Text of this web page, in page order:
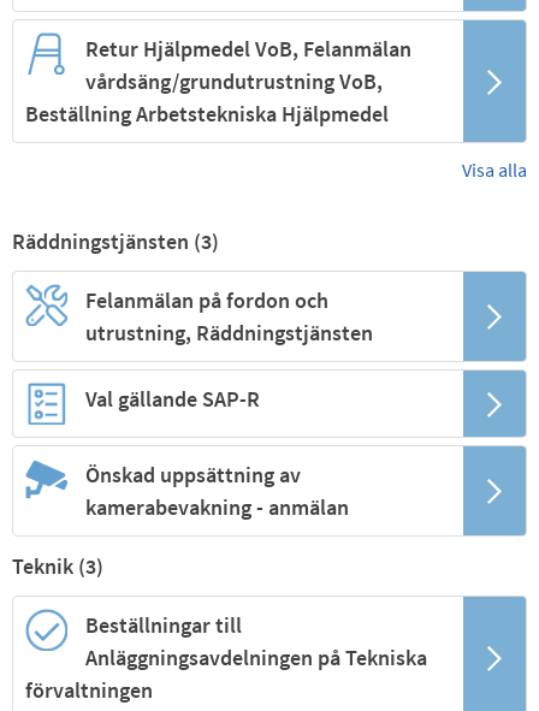
Retur Hjälpmedel VoB, Felanmälan
vårdsäng/grundutrustning VoB,
Beställning Arbetstekniska Hjälpmedel
Visa alla
Räddningstjänsten (3)
Felanmälan på fordon och
utrustning, Räddningstjänsten
Val gällande SAP-R
Önskad uppsättning av
kamerabevakning - anmälan
Teknik (3)
Beställningar till
Anläggningsavdelningen på Tekniska
förvaltningen